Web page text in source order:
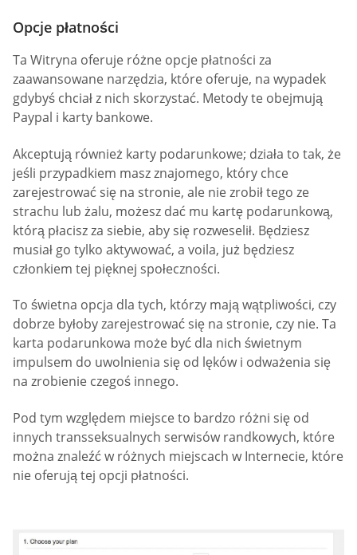
Opcje płatności
Ta Witryna oferuje różne opcje płatności za
zaawansowane narzędzia, które oferuje, na wypadek
gdybyś chciał z nich skorzystać. Metody te obejmują
Paypal i karty bankowe.
Akceptują również karty podarunkowe; działa to tak, że
jeśli przypadkiem masz znajomego, który chce
zarejestrować się na stronie, ale nie zrobił tego ze
strachu lub żalu, możesz dać mu kartę podarunkową,
którą płacisz za siebie, aby się rozweselił. Będziesz
musiał go tylko aktywować, a voila, już będziesz
członkiem tej pięknej społeczności.
To świetna opcja dla tych, którzy mają wątpliwości, czy
dobrze byłoby zarejestrować się na stronie, czy nie. Ta
karta podarunkowa może być dla nich świetnym
impulsem do uwolnienia się od lęków i odważenia się
na zrobienie czegoś innego.
Pod tym względem miejsce to bardzo różni się od
innych transseksualnych serwisów randkowych, które
można znaleźć w różnych miejscach w Internecie, które
nie oferują tej opcji płatności.